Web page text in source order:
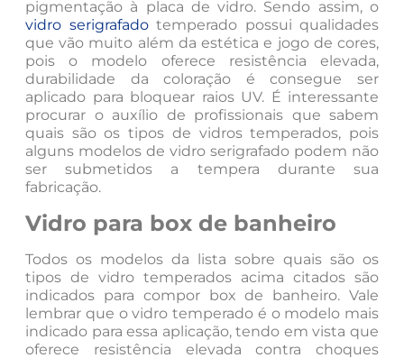
pigmentação à placa de vidro. Sendo assim, o
vidro serigrafadotemperado possui qualidades
que vão muito além da estética e jogo de cores,
pois o modelo oferece resistência elevada,
durabilidade da coloração é consegue ser
aplicado para bloquear raios UV. É interessante
procurar o auxílio de profissionais que sabem
quais são os tipos de vidros temperados, pois
alguns modelos de vidro serigrafado podem não
ser submetidos a tempera durante sua
fabricação.
Vidro para box de banheiro
Todos os modelos da lista sobre quais são os
tipos de vidro temperados acima citados são
indicados para compor box de banheiro. Vale
lembrar que o vidro temperado é o modelo mais
indicado para essa aplicação, tendo em vista que
oferece resistência elevada contra choques